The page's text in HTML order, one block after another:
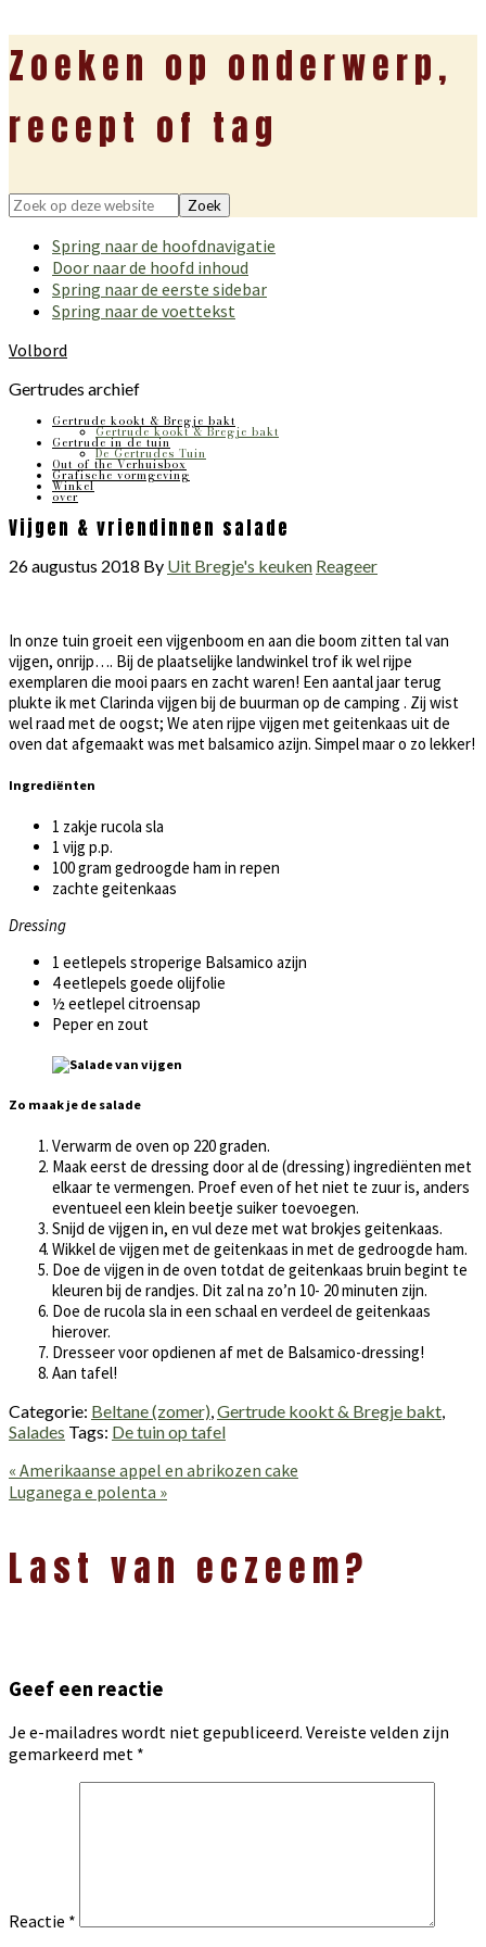
Zoeken op onderwerp,
recept of tag
Zoek
deze
website
Spring naar de hoofdnavigatie
Door naar de hoofd inhoud
Spring naar de eerste sidebar
Spring naar de voettekst
Volbord
Gertrudes archief
Gertrude kookt & Bregje bakt
Gertrude kookt & Bregje bakt
Gertrude in de tuin
De Gertrudes Tuin
Out of the Verhuisbox
Grafische vormgeving
Winkel
over
Vijgen & vriendinnen salade
26 augustus 2018 By Uit Bregje's keuken Reageer
In onze tuin groeit een vijgenboom en aan die boom zitten tal van
vijgen, onrijp…. Bij de plaatselijke landwinkel trof ik wel rijpe
exemplaren die mooi paars en zacht waren! Een aantal jaar terug
plukte ik met Clarinda vijgen bij de buurman op de camping . Zij wist
wel raad met de oogst; We aten rijpe vijgen met geitenkaas uit de
oven dat afgemaakt was met balsamico azijn. Simpel maar o zo lekker!
Ingrediënten
1 zakje rucola sla
1 vijg p.p.
100 gram gedroogde ham in repen
zachte geitenkaas
Dressing
1 eetlepels stroperige Balsamico azijn
4 eetlepels goede olijfolie
½ eetlepel citroensap
Peper en zout
Zo maak je de salade
Verwarm de oven op 220 graden.
Maak eerst de dressing door al de (dressing) ingrediënten met
elkaar te vermengen. Proef even of het niet te zuur is, anders
eventueel een klein beetje suiker toevoegen.
Snijd de vijgen in, en vul deze met wat brokjes geitenkaas.
Wikkel de vijgen met de geitenkaas in met de gedroogde ham.
Doe de vijgen in de oven totdat de geitenkaas bruin begint te
kleuren bij de randjes. Dit zal na zo’n 10- 20 minuten zijn.
Doe de rucola sla in een schaal en verdeel de geitenkaas
hierover.
Dresseer voor opdienen af met de Balsamico-dressing!
Aan tafel!
Categorie: Beltane (zomer),Gertrude kookt & Bregje bakt,
Salades Tags: De tuin op tafel
Vorig
bericht:
« Amerikaanse appel en abrikozen cake
Volgend
Luganega e polenta »
Interacties
Last van eczeem?
Geef een reactie
Je e-mailadres wordt niet gepubliceerd. Vereiste velden zijn
gemarkeerd met *
Reactie *